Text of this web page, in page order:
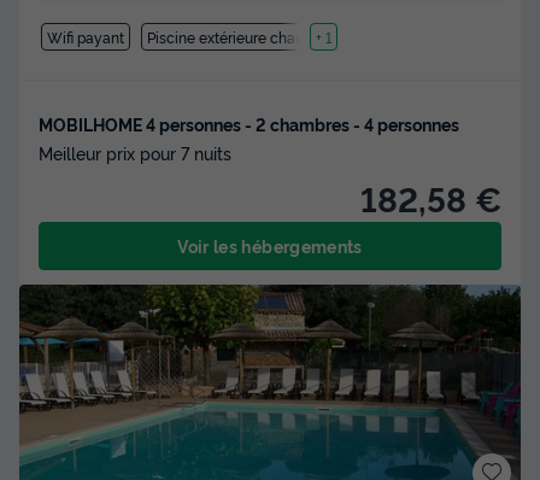
Wifi payant Piscine extérieure chauffée
+ 1
MOBILHOME 4 personnes - 2 chambres - 4 personnes
Meilleur prix pour 7 nuits
182,58 €
Voir les hébergements